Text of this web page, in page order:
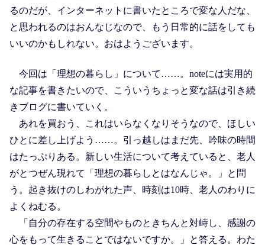
るのだが、インターネットに書いたところで変な人だな、
と思われるのはおんなじなので、もう日常的に話をしても
いいのかもしれない。おはようございます。
今回は「理想の暮らし」について……。noteには実用的
な記事を書きたいので、こういうちょっと変な話は引き続
きブログに書いていく。
あれを買おう、これはいらなくなりそうなので、ほしい
ひとに差し上げよう……。引っ越しはまだ先、吟味の時間
はたっぷりある。新しい生活について考えていると、老人
がとつぜん現れて「理想の暮らしとはなんじゃ。」と問
う。起き抜けのしわがれた声、時刻は10時、老人のわりに
よくねむる。
「自分の存在する空間やものときちんと対峙し、感謝の
心をもって生きることではないですか。」と答える。わた